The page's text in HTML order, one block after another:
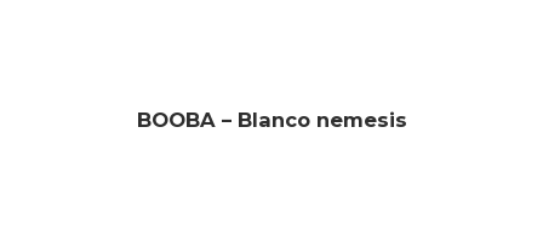
BOOBA – Blanco nemesis